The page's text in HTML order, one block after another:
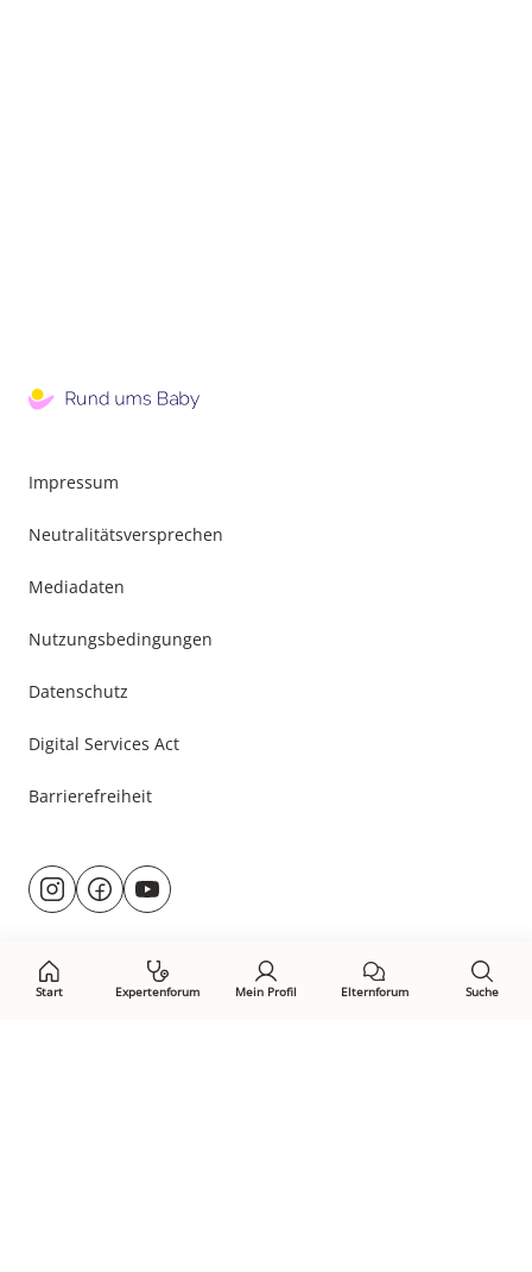
Start Expertenforum Mein Profil Elternforum Suche
Impressum
Neutralitätsversprechen
Mediadaten
Nutzungsbedingungen
Datenschutz
Digital Services Act
Barrierefreiheit
Besuche
uns@rund.ums.baby
facebook.com/rundumsbaby.de
youtube.com/@rundumsbaby_